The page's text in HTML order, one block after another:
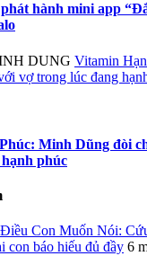
hành mini app
Vitamin
vợ trong lúc đang
Minh Dũng đòi
phúc
Điều Con Muốn Nói:
con báo hiếu đủ đầy 6